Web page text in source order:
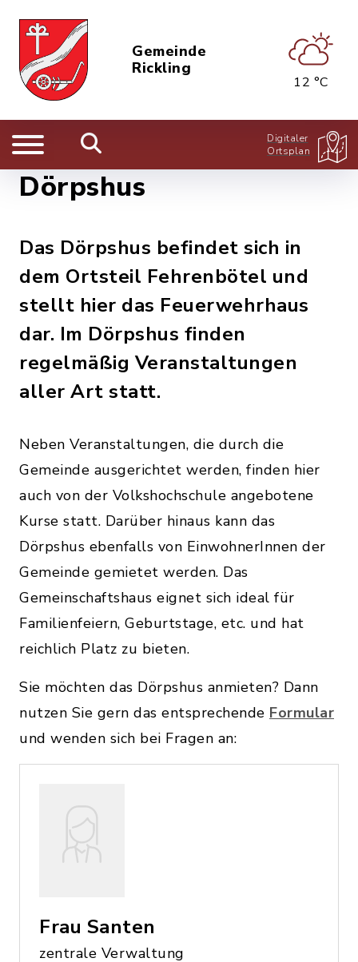
Gemeinde
Rickling
12 °C
Digitaler
Ortsplan
Dörpshus
Das Dörpshus befindet sich in
dem Ortsteil Fehrenbötel und
stellt hier das Feuerwehrhaus
dar. Im Dörpshus finden
regelmäßig Veranstaltungen
aller Art statt.
Neben Veranstaltungen, die durch die
Gemeinde ausgerichtet werden, finden hier
auch von der Volkshochschule angebotene
Kurse statt. Darüber hinaus kann das
Dörpshus ebenfalls von EinwohnerInnen der
Gemeinde gemietet werden. Das
Gemeinschaftshaus eignet sich ideal für
Familienfeiern, Geburtstage, etc. und hat
reichlich Platz zu bieten.
Sie möchten das Dörpshus anmieten? Dann
nutzen Sie gern das entsprechende Formular
und wenden sich bei Fragen an:
Frau Santen
zentrale Verwaltung